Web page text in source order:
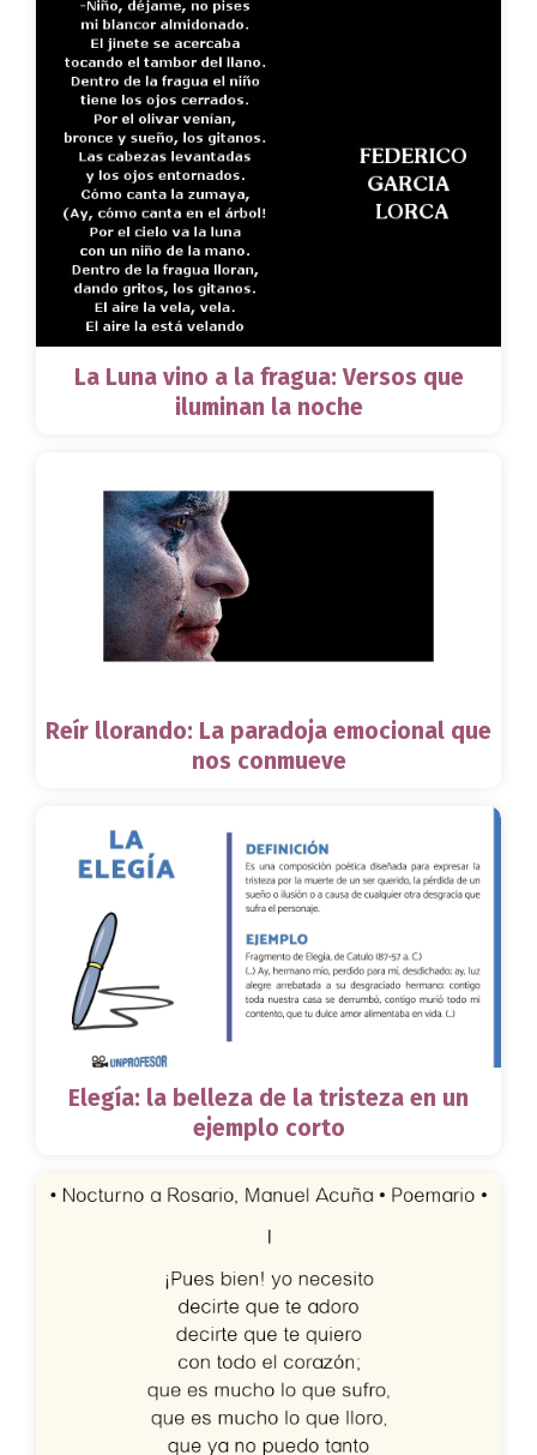
La Luna vino a la fragua: Versos que
iluminan la noche
Reír llorando: La paradoja emocional que
nos conmueve
Elegía: la belleza de la tristeza en un
ejemplo corto